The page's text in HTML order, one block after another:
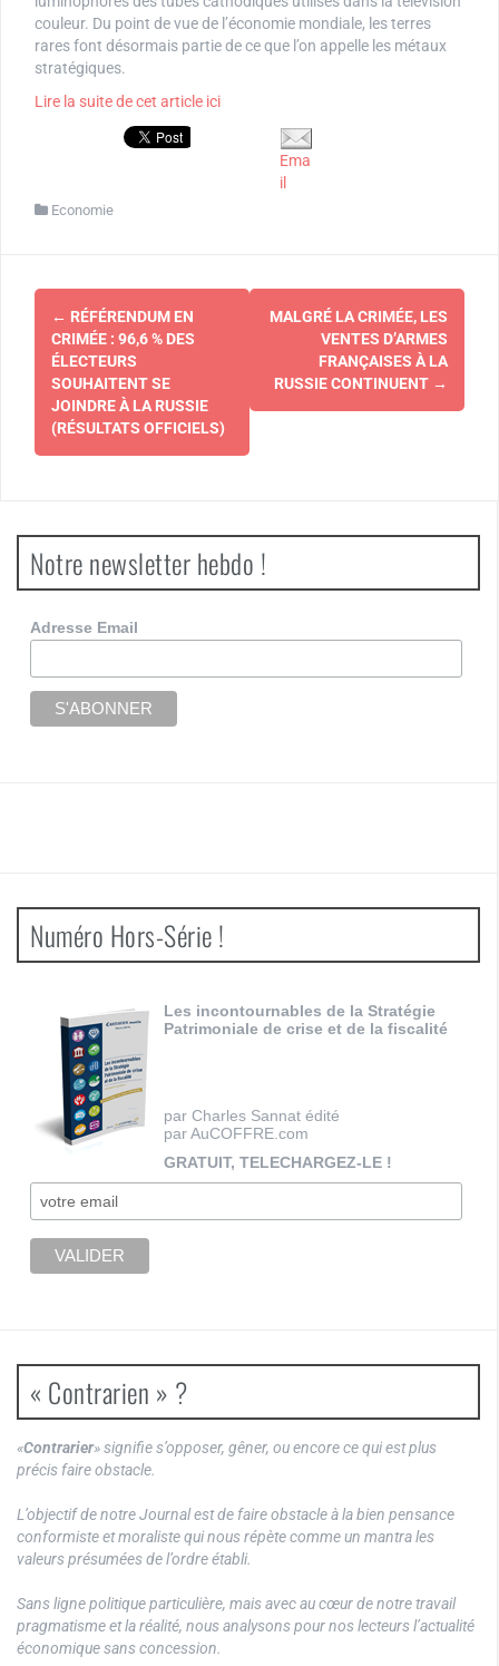
couleur. Du point de vue de l’économie mondiale, les terres
rares font désormais partie de ce que l’on appelle les métaux
stratégiques.
Lire la suite de cet article ici
Ema
il
Economie
Navigation
d'article
← RÉFÉRENDUM EN
CRIMÉE : 96,6 % DES
ÉLECTEURS
SOUHAITENT SE
JOINDRE À LA RUSSIE
(RÉSULTATS OFFICIELS)
MALGRÉ LA CRIMÉE, LES
VENTES D’ARMES
FRANÇAISES À LA
RUSSIE CONTINUENT →
Notre newsletter hebdo !
Adresse Email
Numéro Hors-Série !
Les incontournables de la Stratégie
Patrimoniale de crise et de la fiscalité
par Charles Sannat édité
par AuCOFFRE.com
GRATUIT, TELECHARGEZ-LE !
« Contrarien » ?
«Contrarier» signifie s’opposer, gêner, ou encore ce qui est plus
précis faire obstacle.
L’objectif de notre Journal est de faire obstacle à la bien pensance
conformiste et moraliste qui nous répète comme un mantra les
valeurs présumées de l’ordre établi.
Sans ligne politique particulière, mais avec au cœur de notre travail
pragmatisme et la réalité, nous analysons pour nos lecteurs l’actualité
économique sans concession.